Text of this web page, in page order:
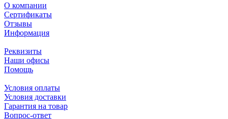
О компании
Сертификаты
Отзывы
Информация
Реквизиты
Наши офисы
Помощь
Условия оплаты
Условия доставки
Гарантия на товар
Вопрос-ответ